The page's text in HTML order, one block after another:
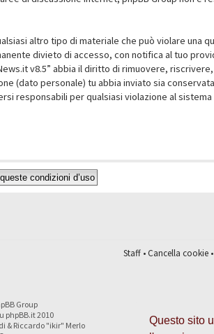
Questo sito
altro tipo di materiale che può violare una
divieto di accesso, con notifica al tuo
v8.5” abbia il diritto di rimuovere,
(dato personale) tu abbia inviato sia
responsabili per qualsiasi violazione al
Staff•Cancella cookie
Group
phpBB.it 2010
& Riccardo "ikir" Merlo